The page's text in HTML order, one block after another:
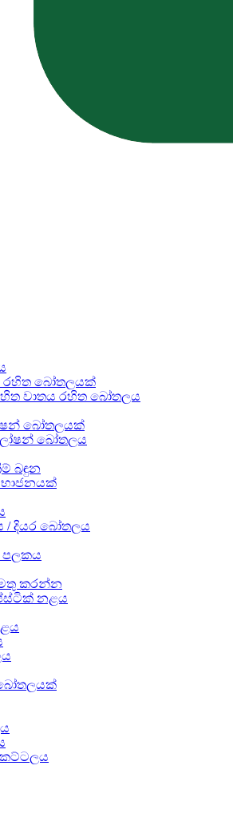
රහිත බෝතලයක්
වාතය රහිත බෝතලය
බෝතලයක්
බෝතලය
බඳුන
භාජනයක්
දියර බෝතලය
පලකය
කරන්න
නළය